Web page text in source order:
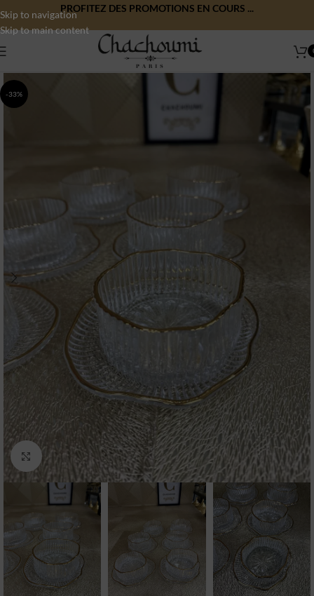
Skip to navigation
Skip to main content
PROFITEZ DES PROMOTIONS EN COURS ...
-33%
Click to enlarge